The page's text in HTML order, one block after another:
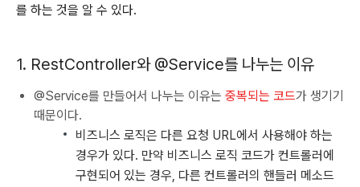
를 하는 것을 알 수 있다.
1. RestController와 @Service를 나누는 이유
@Service를 만들어서 나누는 이유는 중복되는 코드가 생기기
때문이다.
비즈니스 로직은 다른 요청 URL에서 사용해야 하는
경우가 있다. 만약 비즈니스 로직 코드가 컨트롤러에
구현되어 있는 경우, 다른 컨트롤러의 핸들러 메소드